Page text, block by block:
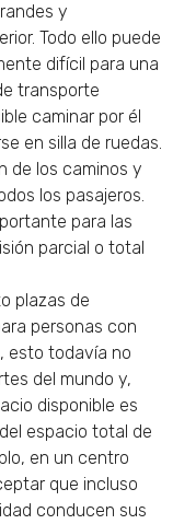
y
Todo ello puede
difícil para una
transporte
caminar por él
en silla de ruedas.
de los caminos y
los pasajeros.
para las
parcial o total
plazas de
personas con
esto todavía no
del mundo y,
disponible es
espacio total de
en un centro
que incluso
conducen sus